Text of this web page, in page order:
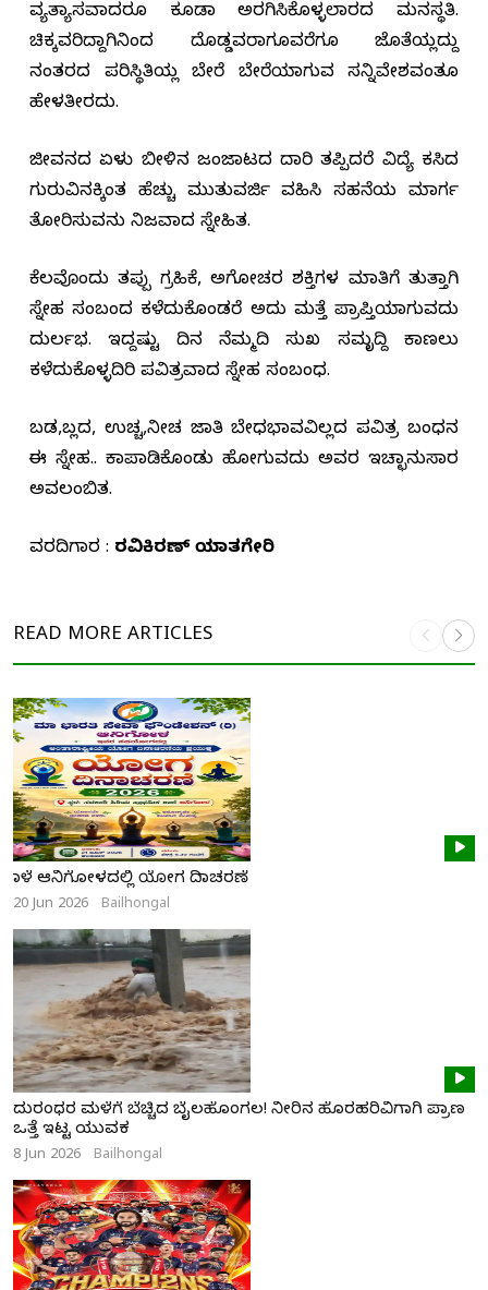
ವ್ಯತ್ಯಾಸವಾದರೂ ಕೂಡಾ ಅರಗಿಸಿಕೊಳ್ಳಲಾರದ ಮನಸ್ಥತಿ.
ಚಿಕ್ಕವರಿದ್ದಾಗಿನಿಂದ ದೊಡ್ಡವರಾಗೂವರೆಗೂ ಜೊತೆಯಲ್ಲಿದ್ದು
ನಂತರದ ಪರಿಸ್ಥಿತಿಯಲ್ಲಿ ಬೇರೆ ಬೇರೆಯಾಗುವ ಸನ್ನಿವೇಶವಂತೂ
ಹೇಳತೀರದು.
ಜೀವನದ ಏಳು ಬೀಳಿನ ಜಂಜಾಟದಲಿ ದಾರಿ ತಪ್ಪಿದರೆ ವಿದ್ಯೆ ಕಲಿಸಿದ
ಗುರುವಿನಕ್ಕಿಂತ ಹೆಚ್ಚು ಮುತುವರ್ಜಿ ವಹಿಸಿ ಸಹನೆಯ ಮಾರ್ಗ
ತೋರಿಸುವನು ನಿಜವಾದ ಸ್ನೇಹಿತ.
ಕೆಲವೊಂದು ತಪ್ಪು ಗ್ರಹಿಕೆ, ಅಗೋಚರ ಶಕ್ತಿಗಳ ಮಾತಿಗೆ ತುತ್ತಾಗಿ
ಸ್ನೇಹ ಸಂಬಂದ ಕಳೆದುಕೊಂಡರೆ ಅದು ಮತ್ತೆ ಪ್ರಾಪ್ತಿಯಾಗುವದು
ದುರ್ಲಭ. ಇದ್ದಷ್ಟು ದಿನ ನೆಮ್ಮದಿ ಸುಖ ಸಮೃದ್ದಿ ಕಾಣಲು
ಕಳೆದುಕೊಳ್ಳದಿರಿ ಪವಿತ್ರವಾದ ಸ್ನೇಹ ಸಂಬಂಧ.
ಬಡ,ಬಲ್ಲಿದ, ಉಚ್ಚ,ನೀಚ ಜಾತಿ ಬೇಧಭಾವವಿಲ್ಲದ ಪವಿತ್ರ ಬಂಧನ
ಈ ಸ್ನೇಹ.. ಕಾಪಾಡಿಕೊಂಡು ಹೋಗುವದು ಅವರ ಇಚ್ಛಾನುಸಾರ
ಅವಲಂಬಿತ.
ವರದಿಗಾರ : ರವಿಕಿರಣ್ ಯಾತಗೇರಿ
READ MORE ARTICLES
ನಾಳೆ ಆನಿಗೋಳದಲ್ಲಿ ಯೋಗ ದಿನಾಚರಣೆ
20 Jun 2026 Bailhongal
ದುರಂಧರ ಮಳೆಗೆ ಬೆಚ್ಚಿದ ಬೈಲಹೊಂಗಲ! ನೀರಿನ ಹೊರಹರಿವಿಗಾಗಿ ಪ್ರಾಣ
ಒತ್ತೆ ಇಟ್ಟ ಯುವಕ
8 Jun 2026 Bailhongal